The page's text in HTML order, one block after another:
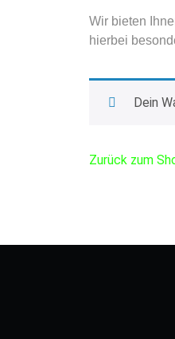
Wir bieten
hierbei
Dein
Zurück zum